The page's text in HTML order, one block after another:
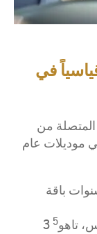
في
من
موديلات عام
باقة
، تاهو5
3